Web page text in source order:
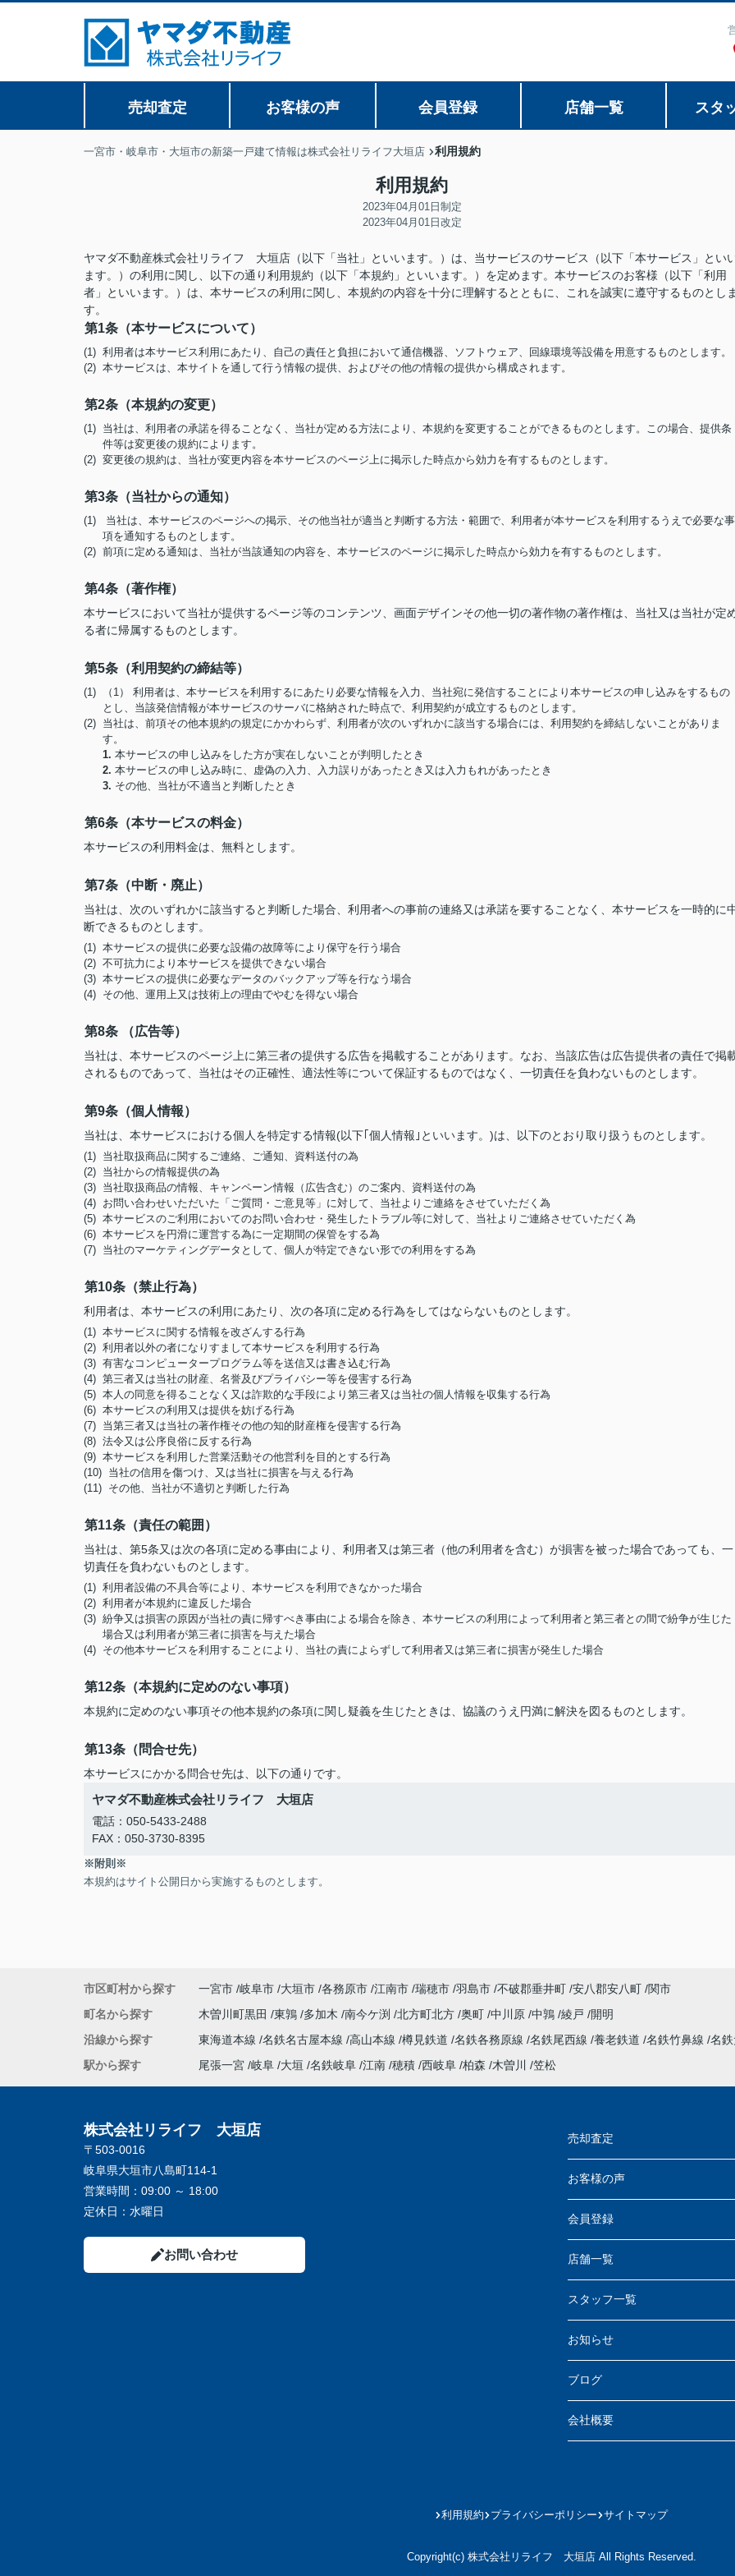
売却査定 お客様の声 会員登録 店舗一覧 スタ
一宮市・岐阜市・大垣市の新築一戸建て情報は株式会社リライフ大垣店 利用規約
利用規約
2023年04月01日制定
2023年04月01日改定
ヤマダ不動産株式会社リライフ 大垣店（以下「当社」といいます。）は、当サービスのサービス（以下「本サービス」とい
ます。）の利用に関し、以下の通り利用規約（以下「本規約」といいます。）を定めます。本サービスのお客様（以下「利用
者」といいます。）は、本サービスの利用に関し、本規約の内容を十分に理解するとともに、これを誠実に遵守するものとし
す。
第1条（本サービスについて）
(1) 利用者は本サービス利用にあたり、自己の責任と負担において通信機器、ソフトウェア、回線環境等設備を用意するものとします。
(2) 本サービスは、本サイトを通して行う情報の提供、およびその他の情報の提供から構成されます。
第2条（本規約の変更）
(1) 当社は、利用者の承諾を得ることなく、当社が定める方法により、本規約を変更することができるものとします。この場合、提供条
件等は変更後の規約によります。
(2) 変更後の規約は、当社が変更内容を本サービスのページ上に掲示した時点から効力を有するものとします。
第3条（当社からの通知）
(1) 当社は、本サービスのページへの掲示、その他当社が適当と判断する方法・範囲で、利用者が本サービスを利用するうえで必要な事
項を通知するものとします。
(2) 前項に定める通知は、当社が当該通知の内容を、本サービスのページに掲示した時点から効力を有するものとします。
第4条（著作権）
本サービスにおいて当社が提供するページ等のコンテンツ、画面デザインその他一切の著作物の著作権は、当社又は当社が定
る者に帰属するものとします。
第5条（利用契約の締結等）
(1) （1） 利用者は、本サービスを利用するにあたり必要な情報を入力、当社宛に発信することにより本サービスの申し込みをするもの
とし、当該発信情報が本サービスのサーバに格納された時点で、利用契約が成立するものとします。
(2) 当社は、前項その他本規約の規定にかかわらず、利用者が次のいずれかに該当する場合には、利用契約を締結しないことがありま
す。
1. 本サービスの申し込みをした方が実在しないことが判明したとき
2. 本サービスの申し込み時に、虚偽の入力、入力誤りがあったとき又は入力もれがあったとき
3. その他、当社が不適当と判断したとき
第6条（本サービスの料金）
本サービスの利用料金は、無料とします。
第7条（中断・廃止）
当社は、次のいずれかに該当すると判断した場合、利用者への事前の連絡又は承諾を要することなく、本サービスを一時的に
断できるものとします。
(1) 本サービスの提供に必要な設備の故障等により保守を行う場合
(2) 不可抗力により本サービスを提供できない場合
(3) 本サービスの提供に必要なデータのバックアップ等を行なう場合
(4) その他、運用上又は技術上の理由でやむを得ない場合
第8条 （広告等）
当社は、本サービスのページ上に第三者の提供する広告を掲載することがあります。なお、当該広告は広告提供者の責任で掲
されるものであって、当社はその正確性、適法性等について保証するものではなく、一切責任を負わないものとします。
第9条（個人情報）
当社は、本サービスにおける個人を特定する情報(以下｢個人情報｣といいます。)は、以下のとおり取り扱うものとします。
(1) 当社取扱商品に関するご連絡、ご通知、資料送付の為
(2) 当社からの情報提供の為
(3) 当社取扱商品の情報、キャンペーン情報（広告含む）のご案内、資料送付の為
(4) お問い合わせいただいた「ご質問・ご意見等」に対して、当社よりご連絡をさせていただく為
(5) 本サービスのご利用においてのお問い合わせ・発生したトラブル等に対して、当社よりご連絡させていただく為
(6) 本サービスを円滑に運営する為に一定期間の保管をする為
(7) 当社のマーケティングデータとして、個人が特定できない形での利用をする為
第10条（禁止行為）
利用者は、本サービスの利用にあたり、次の各項に定める行為をしてはならないものとします。
(1) 本サービスに関する情報を改ざんする行為
(2) 利用者以外の者になりすまして本サービスを利用する行為
(3) 有害なコンピュータープログラム等を送信又は書き込む行為
(4) 第三者又は当社の財産、名誉及びプライバシー等を侵害する行為
(5) 本人の同意を得ることなく又は詐欺的な手段により第三者又は当社の個人情報を収集する行為
(6) 本サービスの利用又は提供を妨げる行為
(7) 当第三者又は当社の著作権その他の知的財産権を侵害する行為
(8) 法令又は公序良俗に反する行為
(9) 本サービスを利用した営業活動その他営利を目的とする行為
(10) 当社の信用を傷つけ、又は当社に損害を与える行為
(11) その他、当社が不適切と判断した行為
第11条（責任の範囲）
当社は、第5条又は次の各項に定める事由により、利用者又は第三者（他の利用者を含む）が損害を被った場合であっても、一
切責任を負わないものとします。
(1) 利用者設備の不具合等により、本サービスを利用できなかった場合
(2) 利用者が本規約に違反した場合
(3) 紛争又は損害の原因が当社の責に帰すべき事由による場合を除き、本サービスの利用によって利用者と第三者との間で紛争が生じた
場合又は利用者が第三者に損害を与えた場合
(4) その他本サービスを利用することにより、当社の責によらずして利用者又は第三者に損害が発生した場合
第12条（本規約に定めのない事項）
本規約に定めのない事項その他本規約の条項に関し疑義を生じたときは、協議のうえ円満に解決を図るものとします。
第13条（問合せ先）
本サービスにかかる問合せ先は、以下の通りです。
ヤマダ不動産株式会社リライフ 大垣店
電話：050-5433-2488
FAX：050-3730-8395
※附則※
本規約はサイト公開日から実施するものとします。
市区町村から探す 一宮市 岐阜市 大垣市 各務原市 江南市 瑞穂市 羽島市 不破郡垂井町 安八郡安八町 関市
町名から探す
木曽川町黒田 東鶉 多加木 南今ケ渕 北方町北方 奥町 中川原 中鶉 綾戸
開明
沿線から探す
東海道本線 名鉄名古屋本線 高山本線 樽見鉄道 名鉄各務原線 名鉄尾西線 養老鉄道 名鉄竹鼻線 名
駅から探す
尾張一宮 岐阜 大垣 名鉄岐阜 江南 穂積 西岐阜 柏森 木曽川 笠松
株式会社リライフ 大垣店
〒503-0016
岐阜県大垣市八島町114-1
営業時間： 09:00 ～ 18:00
定休日： 水曜日
お問い合わせ
売却査定
お客様の声
会員登録
店舗一覧
スタッフ一覧
お知らせ
ブログ
会社概要
利用規約 プライバシーポリシー サイトマップ
Copyright(c) 株式会社リライフ 大垣店 All Rights Reserved.